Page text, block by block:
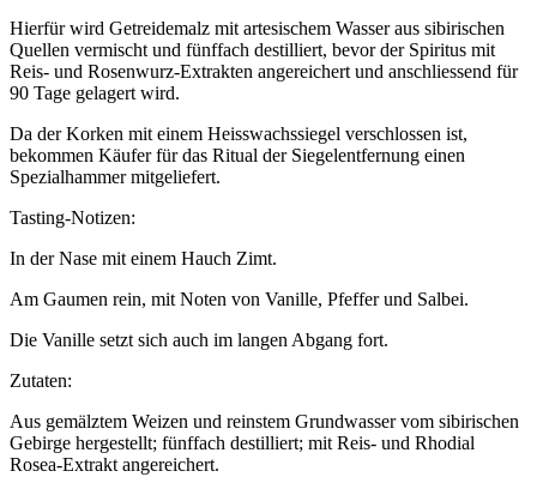
Hierfür wird Getreidemalz mit artesischem Wasser aus sibirischen
Quellen vermischt und fünffach destilliert, bevor der Spiritus mit
Reis- und Rosenwurz-Extrakten angereichert und anschliessend für
90 Tage gelagert wird.
Da der Korken mit einem Heisswachssiegel verschlossen ist,
bekommen Käufer für das Ritual der Siegelentfernung einen
Spezialhammer mitgeliefert.
Tasting-Notizen:
In der Nase mit einem Hauch Zimt.
Am Gaumen rein, mit Noten von Vanille, Pfeffer und Salbei.
Die Vanille setzt sich auch im langen Abgang fort.
Zutaten:
Aus gemälztem Weizen und reinstem Grundwasser vom sibirischen
Gebirge hergestellt; fünffach destilliert; mit Reis- und Rhodial
Rosea-Extrakt angereichert.